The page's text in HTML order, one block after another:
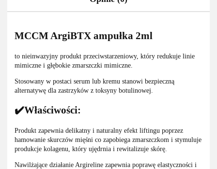
MCCM ArgiBTX ampułka 2ml
to nieinwazyjny produkt przeciwstarzeniowy, który redukuje linie
mimiczne i głębokie zmarszczki mimiczne.
Stosowany w postaci serum lub kremu stanowi bezpieczną
alternatywę dla zastrzyków z toksyny botulinowej.
✔️Właściwości:
Produkt zapewnia delikatny i naturalny efekt liftingu poprzez
hamowanie skurczów mięśni co zapobiega zmarszczkom i stymuluje
produkcje kolagenu, który ujędrnia i rewitalizuje skórę.
Nawilżające działanie Argireline zapewnia poprawę elastyczności i